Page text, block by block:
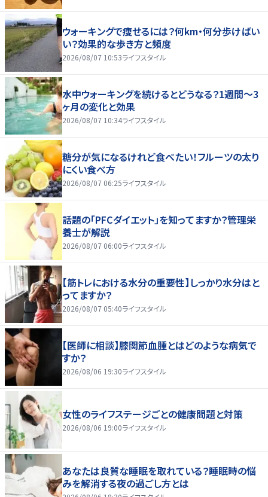
ウォーキングで痩せるには？何km・何分歩けばい
い？効果的な歩き方と頻度
2026/08/07 10:53ライフスタイル
水中ウォーキングを続けるとどうなる？1週間～3
ヶ月の変化と効果
2026/08/07 10:34ライフスタイル
糖分が気になるけれど食べたい！フルーツの太り
にくい食べ方
2026/08/07 06:25ライフスタイル
話題の「PFCダイエット」を知ってますか？管理栄
養士が解説
2026/08/07 06:00ライフスタイル
【筋トレにおける水分の重要性】しっかり水分はと
ってますか？
2026/08/07 05:40ライフスタイル
【医師に相談】膝関節血腫とはどのような病気で
すか？
2026/08/06 19:30ライフスタイル
女性のライフステージごとの健康問題と対策
2026/08/06 19:00ライフスタイル
あなたは良質な睡眠を取れている？睡眠時の悩
みを解消する夜の過ごし方とは